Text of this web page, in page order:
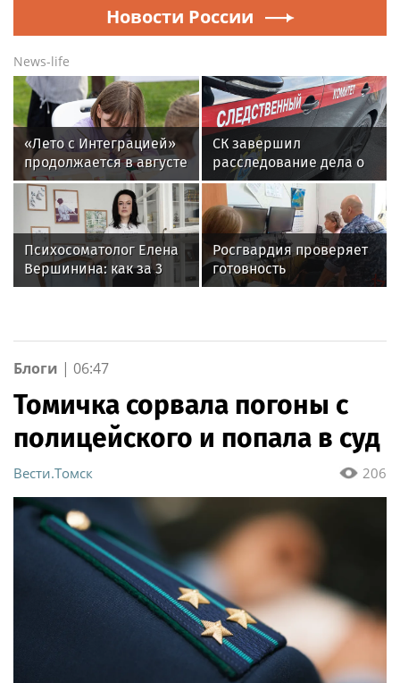
Новости России
News-life
«Лето с Интеграцией»
продолжается в августе
— заключительный
месяц программы
СК завершил
расследование дела о
работе сим-боксов для
мошенников в Москве
Психосоматолог Елена
Вершинина: как за 3
минуты вернуть себе
Росгвардия проверяет
готовность
образовательных
Блоги | 06:47
Томичка сорвала погоны с
полицейского и попала в суд
206
Вести.Томск